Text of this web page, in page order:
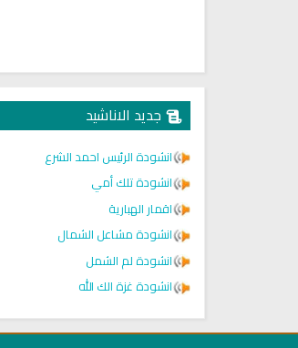
جديد الاناشيد
انشودة الرئيس احمد الشرع
انشودة تلك أمي
اقمار الهبارية
انشودة مشاعل الشمال
انشودة لم الشمل
انشودة غزة الك الله